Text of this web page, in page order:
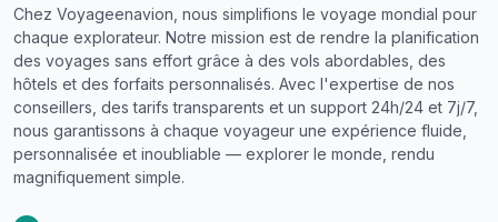
Chez Voyageenavion, nous simplifions le voyage mondial pour
chaque explorateur. Notre mission est de rendre la planification
des voyages sans effort grâce à des vols abordables, des
hôtels et des forfaits personnalisés. Avec l'expertise de nos
conseillers, des tarifs transparents et un support 24h/24 et 7j/7,
nous garantissons à chaque voyageur une expérience fluide,
personnalisée et inoubliable — explorer le monde, rendu
magnifiquement simple.